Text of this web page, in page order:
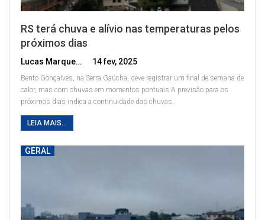
RS terá chuva e alívio nas temperaturas pelos
próximos dias
Lucas Marques 14 fev, 2025
Bento Gonçalves, na Serra Gaúcha, deve registrar um final de semana de
calor, mas com chuvas em momentos pontuais A previsão para os
próximos dias indica a continuidade das chuvas
LEIA MAIS...
GERAL